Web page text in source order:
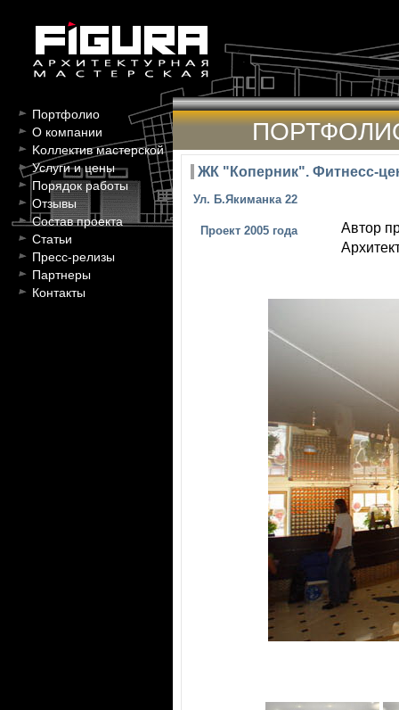
Портфолио
О компании
Kоллектив мастерской
Услуги и цены
Порядок работы
Отзывы
Состав проекта
Статьи
Пресс-релизы
Партнеры
Контакты
ЖК "Коперник". Фитнесс-
Ул. Б.Якиманка 22
Проект 2005 года
Автор